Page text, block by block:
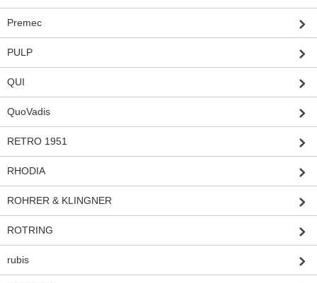
Premec
PULP
QUI
QuoVadis
RETRO 1951
RHODIA
ROHRER & KLINGNER
ROTRING
rubis